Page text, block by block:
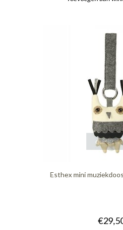
Esthex mini